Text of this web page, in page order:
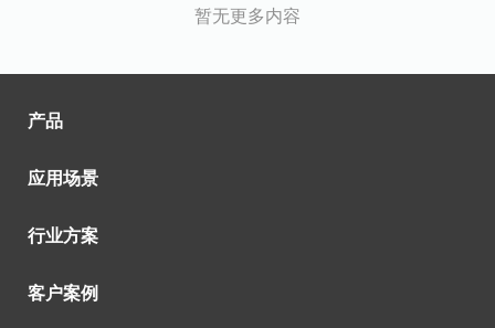
暂无更多内容
产品
应用场景
行业方案
客户案例